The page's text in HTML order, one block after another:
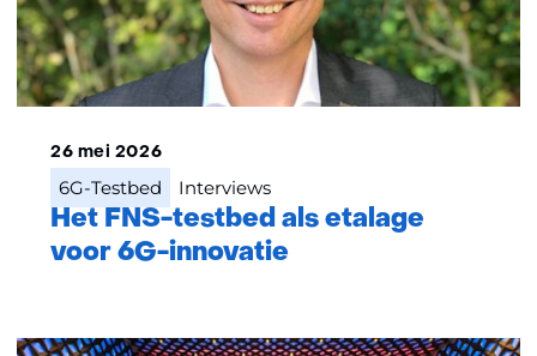
26 mei 2026
Het FNS-testbed als etalage
voor 6G-innovatie
6G-Testbed Interviews